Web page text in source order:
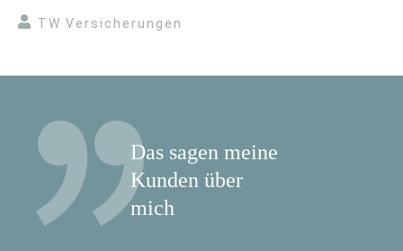
TW Versicherungen
Das sagen meine
Kunden über
mich